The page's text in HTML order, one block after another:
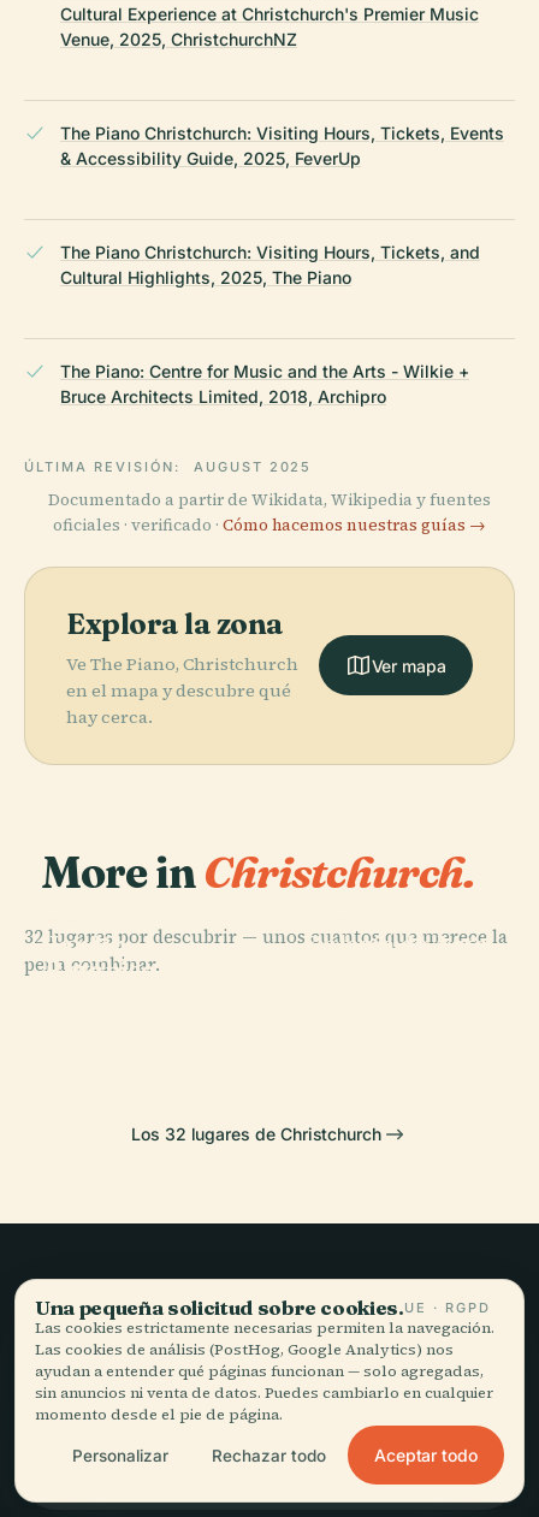
Cultural Experience at Christchurch's Premier Music
Venue, 2025, ChristchurchNZ
The Piano Christchurch: Visiting Hours, Tickets, Events
& Accessibility Guide, 2025, FeverUp
The Piano Christchurch: Visiting Hours, Tickets, and
Cultural Highlights, 2025, The Piano
The Piano: Centre for Music and the Arts - Wilkie +
Bruce Architects Limited, 2018, Archipro
ÚLTIMA REVISIÓN: AUGUST 2025
Documentado a partir de Wikidata, Wikipedia y fuentes
oficiales · verificado · Cómo hacemos nuestras guías →
Explora la zona
Ve The Piano, Christchurch
en el mapa y descubre qué
hay cerca.
Ver mapa
More inChristchurch.
32 lugares por descubrir — unos cuantos que merece la
pena combinar.
Jardín
Botánico de
Galería de Arte
PLACE
PLACE
Los 32 lugares de Christchurch
Viajar sin prisa,
bien contado.
MANTENTE AL DÍA
Una pequeña solicitud sobre cookies.UE · RGPD
Las cookies estrictamente necesarias permiten la navegación.
Las cookies de análisis (PostHog, Google Analytics) nos
ayudan a entender qué páginas funcionan — solo agregadas,
sin anuncios ni venta de datos. Puedes cambiarlo en cualquier
momento desde el pie de página.
Personalizar Rechazar todo Aceptar todo